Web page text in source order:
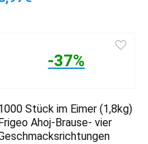
-37%
Stück im Eimer (1,8kg)
Ahoj-Brause- vier